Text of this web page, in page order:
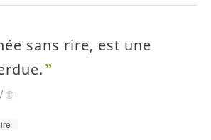
sans rire, est une
/